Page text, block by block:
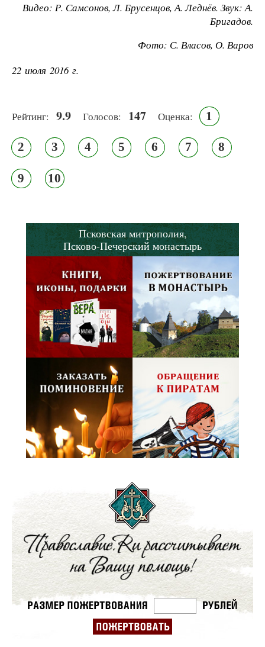
Видео: Р. Самсонов, Л. Брусенцов, А. Леднёв. Звук: А.
Бригадов.
Фото: С. Власов, О. Варов
22 июля 2016 г.
Рейтинг: 9.9 Голосов: 147 Оценка: 1
2 3 4 5 6 7 8
9 10
Псковская митрополия,
Псково-Печерский монастырь